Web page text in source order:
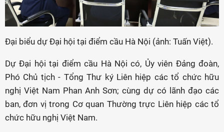
Đại biểu dự Đại hội tại điểm cầu Hà Nội (ảnh: Tuấn Việt).
Dự Đại hội tại điểm cầu Hà Nội có, Ủy viên Đảng đoàn,
Phó Chủ tịch - Tổng Thư ký Liên hiệp các tổ chức hữu
nghị Việt Nam Phan Anh Sơn; cùng dự có lãnh đạo các
ban, đơn vị trong Cơ quan Thường trực Liên hiệp các tổ
chức hữu nghị Việt Nam.